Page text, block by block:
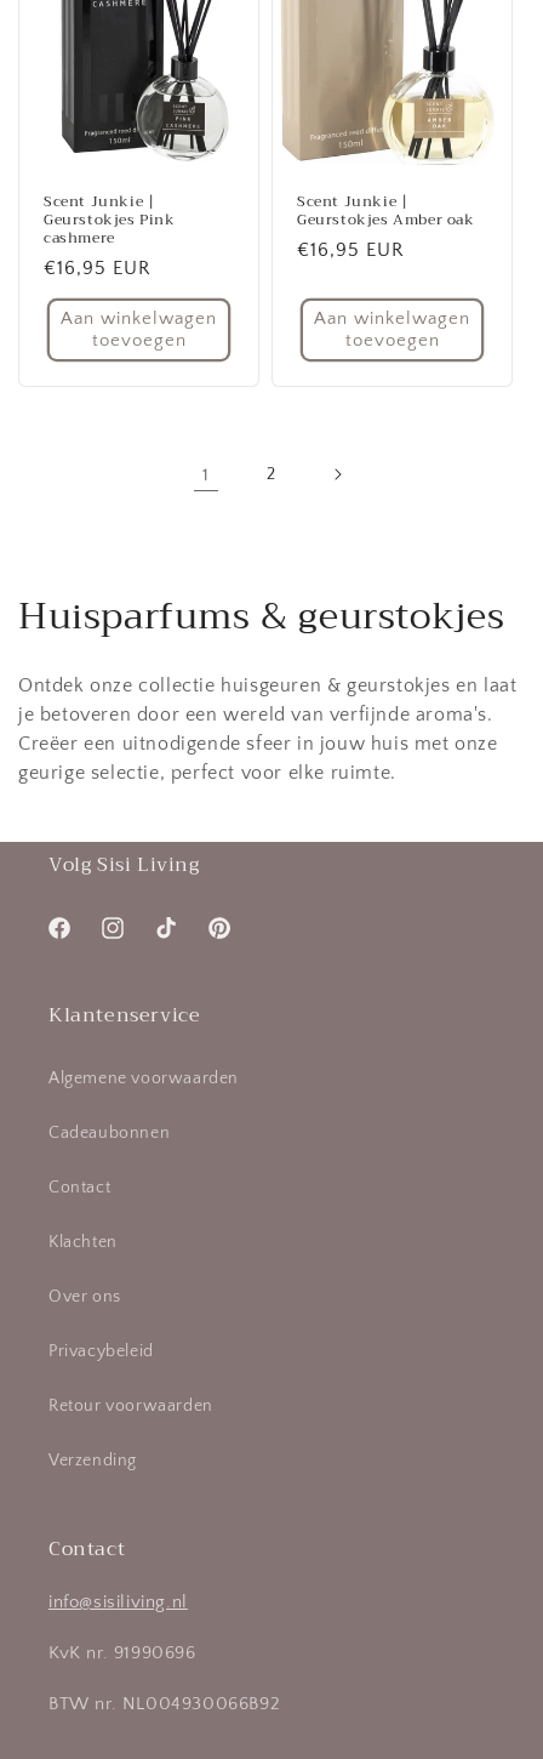
Scent Junkie |
Geurstokjes Pink
cashmere
Normale
prijs
€16,95 EUR
Aan winkelwagen
toevoegen
Scent Junkie |
Geurstokjes Amber oak
Normale
€16,95 EUR
Aan winkelwagen
toevoegen
1 2
Huisparfums & geurstokjes
Ontdek onze collectie huisgeuren & geurstokjes en laat
je betoveren door een wereld van verfijnde aroma's.
Creëer een uitnodigende sfeer in jouw huis met onze
geurige selectie, perfect voor elke ruimte.
Volg Sisi Living
FacebookInstagramTikTok Pinterest
Klantenservice
Algemene voorwaarden
Cadeaubonnen
Contact
Klachten
Over ons
Privacybeleid
Retour voorwaarden
Verzending
Contact
info@sisiliving.nl
KvK nr. 91990696
BTW nr. NL004930066B92